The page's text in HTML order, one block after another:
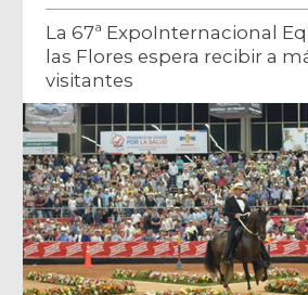
La 67ª ExpoInternacional
las Flores espera recibir a
visitantes